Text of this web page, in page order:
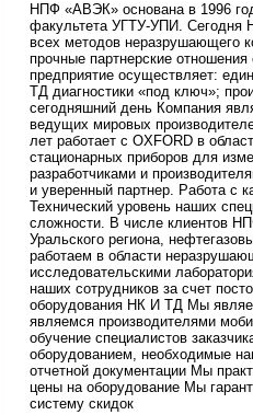
НПФ «АВЭК» основана в 1996
факультета УГТУ-УПИ. Сегодня
всех методов неразрушающего
прочные партнерские
предприятие осуществляет:
ТД диагностики «под ключ»;
сегодняшний день Компания
ведущих мировых
лет работает с OXFORD в
стационарных приборов для
разработчиками и
и уверенный партнер. Работа с
Технический уровень наших
сложности. В числе клиентов
Уральского региона,
работаем в области
исследовательскими
наших сотрудников за счет
оборудования НК И ТД Мы
являемся производителями
обучение специалистов
оборудованием, необходимые
отчетной документации Мы
цены на оборудование Мы
систему скидок